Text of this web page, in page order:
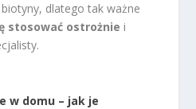
dlatego tak ważne
stosować ostrożnie i
w domu – jak je